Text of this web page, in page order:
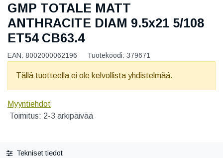
GMP TOTALE MATT
ANTHRACITE DIAM 9.5x21 5/108
ET54 CB63.4
EAN: 8002000062196 Tuotekoodi: 379671
Tällä tuotteella ei ole kelvollista yhdistelmää.
Myyntiehdot
Toimitus: 2-3 arkipäivää
Tekniset tiedot